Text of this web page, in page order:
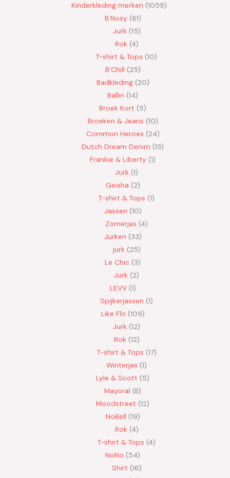
Kinderkleding merken 1059
B.Nosy 61
Jurk 15
Rok 4
T-shirt & Tops 10
B'Chill 25
Badkleding 20
Ballin 14
Broek Kort 5
Broeken & Jeans 10
Common Heroes 24
Dutch Dream Denim 13
Frankie & Liberty 1
Jurk 1
Geisha 2
T-shirt & Tops 1
Jassen 10
Zomerjas 4
Jurken 33
jurk 25
Le Chic 3
Jurk 2
LEVV 1
Spijkerjassen 1
Like Flo 109
Jurk 12
Rok 12
T-shirt & Tops 17
Winterjas 1
Lyle & Scott 5
Mayoral 8
Moodstreet 12
NoBell 19
Rok 4
T-shirt & Tops 4
NoNo 54
Shirt 16